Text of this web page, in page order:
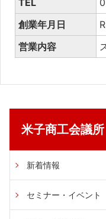
TEL
創業年月日
営業内容
米子商工会議所
新着情報
セミナー・イベント